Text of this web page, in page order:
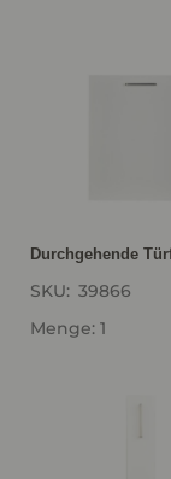
SKU: 39866
Menge: 1